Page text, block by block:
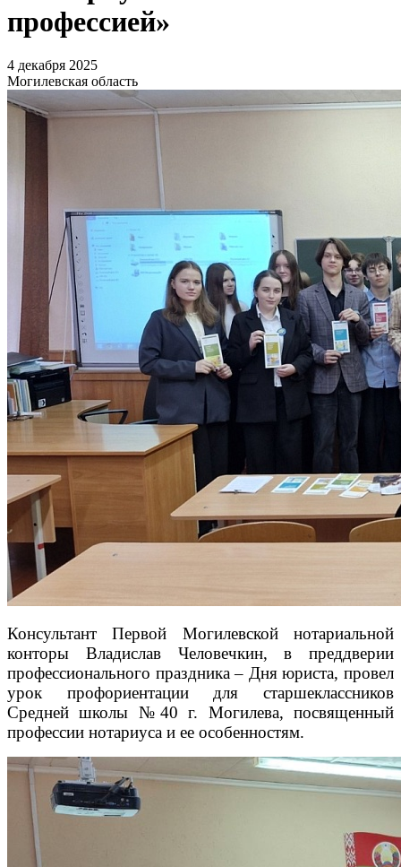
профессией»
4 декабря 2025
Могилевская область
Консультант Первой Могилевской нотариальной
конторы Владислав Человечкин, в преддверии
профессионального праздника – Дня юриста, провел
урок профориентации для старшеклассников
Средней школы №40 г. Могилева, посвященный
профессии нотариуса и ее особенностям.